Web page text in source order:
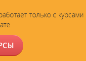
только с курсами